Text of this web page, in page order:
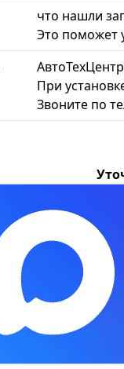
что нашли
Это поможет
При
Звоните по